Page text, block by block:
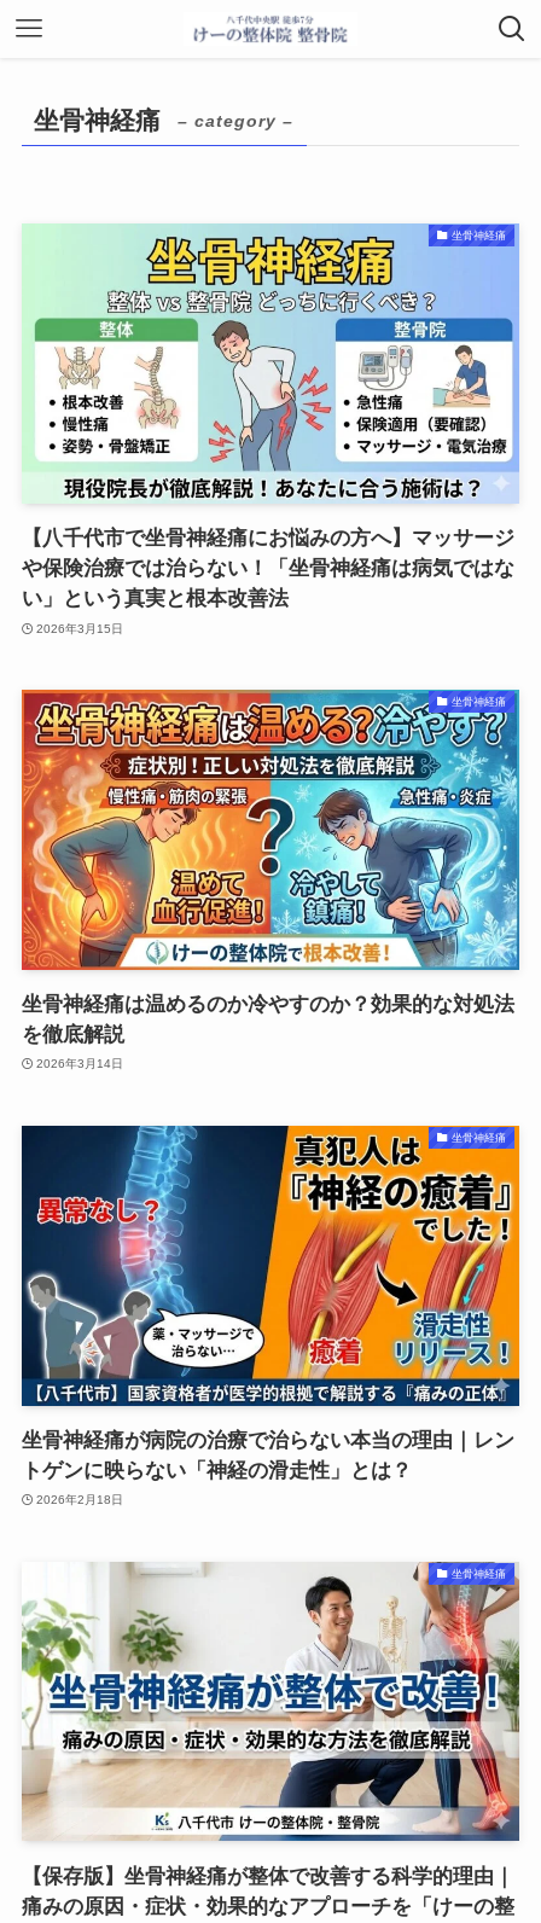
坐骨神経痛 – category –
坐骨神経痛
【八千代市で坐骨神経痛にお悩みの方へ】マッサージ
や保険治療では治らない！「坐骨神経痛は病気ではな
い」という真実と根本改善法
2026年3月15日
坐骨神経痛
坐骨神経痛は温めるのか冷やすのか？効果的な対処法
を徹底解説
2026年3月14日
坐骨神経痛
坐骨神経痛が病院の治療で治らない本当の理由｜レン
トゲンに映らない「神経の滑走性」とは？
2026年2月18日
坐骨神経痛
【保存版】坐骨神経痛が整体で改善する科学的理由｜
痛みの原因・症状・効果的なアプローチを「けーの整